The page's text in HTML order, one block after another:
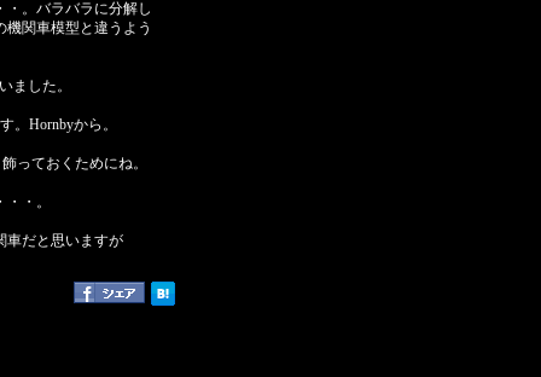
。バラバラに分解し
関車模型と違うよう
ました。
。Hornbyから。
っておくためにね。
・。
車だと思いますが